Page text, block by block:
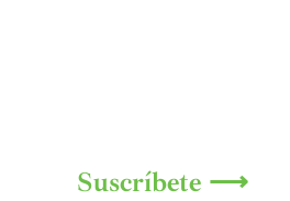
Suscríbete ⟶